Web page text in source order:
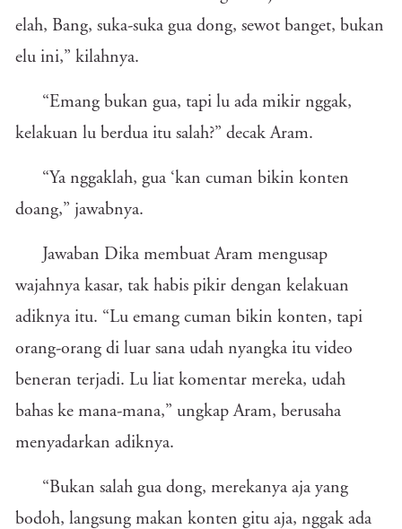
elah, Bang, suka-suka gua dong, sewot banget, bukan
elu ini,” kilahnya.
“Emang bukan gua, tapi lu ada mikir nggak,
kelakuan lu berdua itu salah?” decak Aram.
“Ya nggaklah, gua ‘kan cuman bikin konten
doang,” jawabnya.
Jawaban Dika membuat Aram mengusap
wajahnya kasar, tak habis pikir dengan kelakuan
adiknya itu. “Lu emang cuman bikin konten, tapi
orang-orang di luar sana udah nyangka itu video
beneran terjadi. Lu liat komentar mereka, udah
bahas ke mana-mana,” ungkap Aram, berusaha
menyadarkan adiknya.
“Bukan salah gua dong, merekanya aja yang
bodoh, langsung makan konten gitu aja, nggak ada